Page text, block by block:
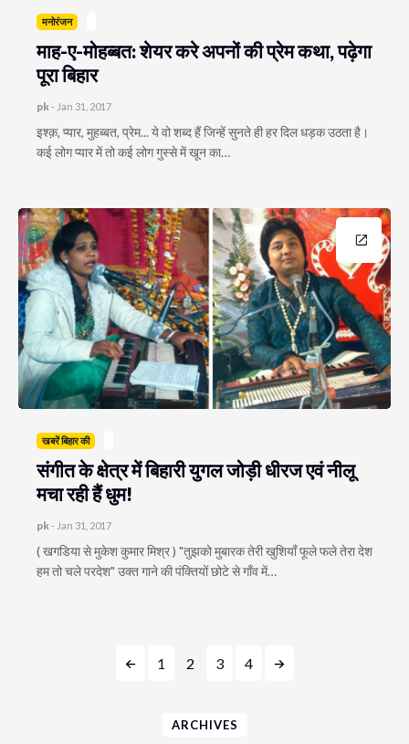
मनोरंजन
माह-ए-मोहब्बत: शेयर करे अपनों की प्रेम कथा, पढ़ेगा
पूरा बिहार
pk- Jan 31, 2017
इश्क़, प्यार, मुहब्बत, प्रेम... ये वो शब्द हैं जिन्हें सुनते ही हर दिल धड़क उठता है।
कई लोग प्यार में तो कई लोग गुस्से में खून का…
खबरें बिहार की
संगीत के क्षेत्र में बिहारी युगल जोड़ी धीरज एवं नीलू
मचा रही हैं धुम!
pk- Jan 31, 2017
( खगडिया से मुकेश कुमार मिश्र ) "तुझको मुबारक तेरी खुशियाँ फूले फले तेरा देश
हम तो चले परदेश" उक्त गाने की पंक्तियों छोटे से गाँव में…
1 2 3 4
ARCHIVES